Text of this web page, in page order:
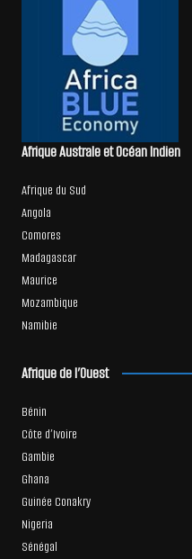
Afrique Australe et Océan Indien
Afrique du Sud
Angola
Comores
Madagascar
Maurice
Mozambique
Namibie
Afrique de l’Ouest
Bénin
Côte d’Ivoire
Gambie
Ghana
Guinée Conakry
Nigeria
Sénégal